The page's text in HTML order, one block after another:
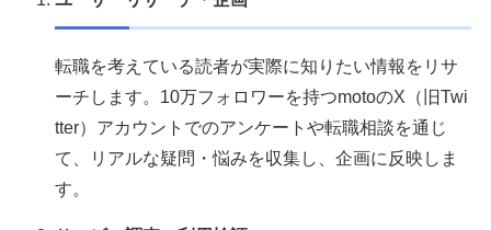
転職を考えている読者が実際に知りたい情報をリサ
ーチします。10万フォロワーを持つmotoのX（旧Twi
tter）アカウントでのアンケートや転職相談を通じ
て、リアルな疑問・悩みを収集し、企画に反映しま
す。